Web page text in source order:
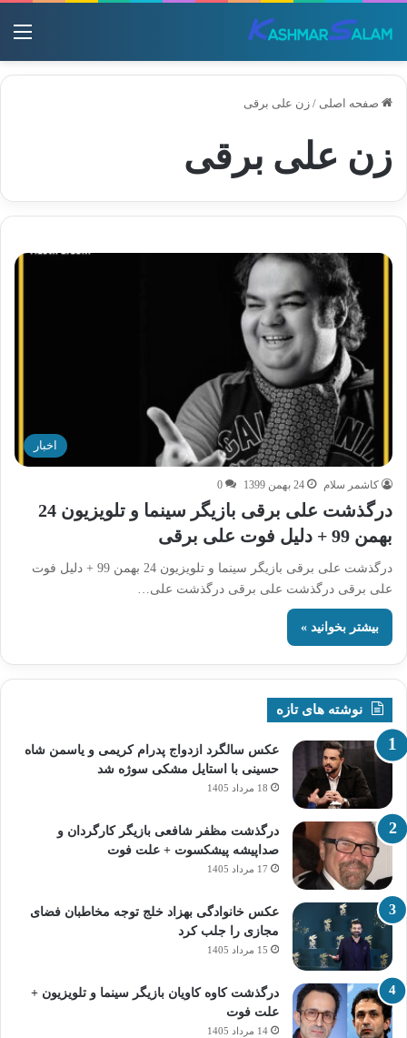
صفحه اصلی / زن علی برقی
زن علی برقی
اخبار
کاشمر سلام 24 بهمن 1399 0
درگذشت علی برقی بازیگر سینما و تلویزیون 24
بهمن 99 + دلیل فوت علی برقی
درگذشت علی برقی بازیگر سینما و تلویزیون 24 بهمن 99 + دلیل فوت
علی برقی درگذشت علی برقی درگذشت علی…
بیشتر بخوانید »
نوشته های تازه
عکس سالگرد ازدواج پدرام کریمی و یاسمن شاه‌
حسینی با استایل مشکی سوژه شد
18 مرداد 1405
درگذشت مظفر شافعی بازیگر کارگردان و
صداپیشه پیشکسوت + علت فوت
17 مرداد 1405
عکس خانوادگی بهزاد خلج توجه مخاطبان فضای
مجازی را جلب کرد
15 مرداد 1405
درگذشت کاوه کاویان بازیگر سینما و تلویزیون +
علت فوت
14 مرداد 1405